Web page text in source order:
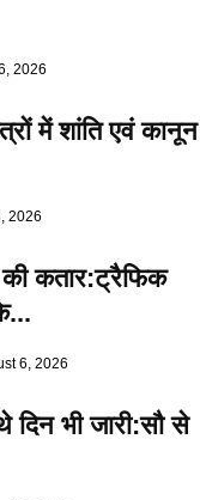
2026
में शांति एवं कानून
2026
की कतार:ट्रैफिक
6, 2026
दिन भी जारी:सौ से